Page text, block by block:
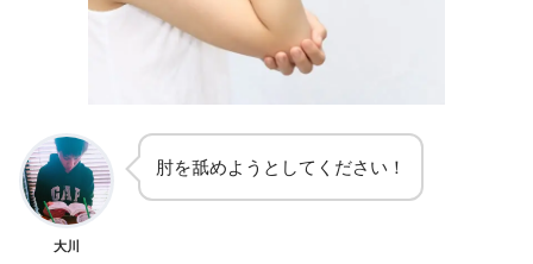
大川
肘を舐めようとしてください！